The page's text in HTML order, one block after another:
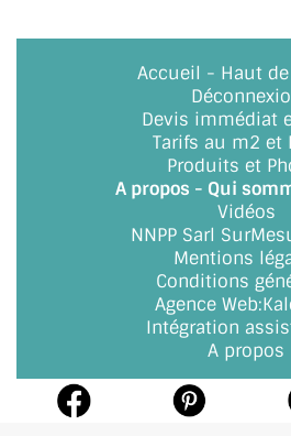
CATALOGUE DE PROFILS ET
LES FIXATIONS POUR MIROIR
LES PROFILS PAROI DE
CONNECTEURS ET
PLATS ET CORNIÈRES
LES CHARNIÈRES DE PORTE
BOUTONS ET POIGNÉES
Accueil - Haut
Devis immédiat
Tarifs au m2 et
Produits et
A propos - Qui
Vidéos
NNPP Sarl
Mentions
Conditions
Agence Web:
Intégration
A propos